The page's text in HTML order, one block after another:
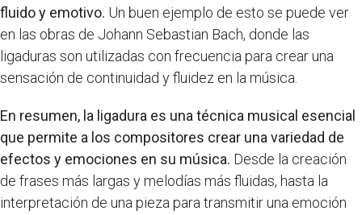
fluido y emotivo. Un buen ejemplo de esto se puede ver
en las obras de Johann Sebastian Bach, donde las
ligaduras son utilizadas con frecuencia para crear una
sensación de continuidad y fluidez en la música.
En resumen, la ligadura es una técnica musical esencial
que permite a los compositores crear una variedad de
efectos y emociones en su música. Desde la creación
de frases más largas y melodías más fluidas, hasta la
interpretación de una pieza para transmitir una emoción